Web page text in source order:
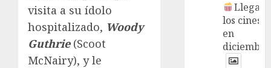
visita a su ídolo
hospitalizado, Woody
Guthrie(Scoot
McNairy), y le
Llega a
los cines
en